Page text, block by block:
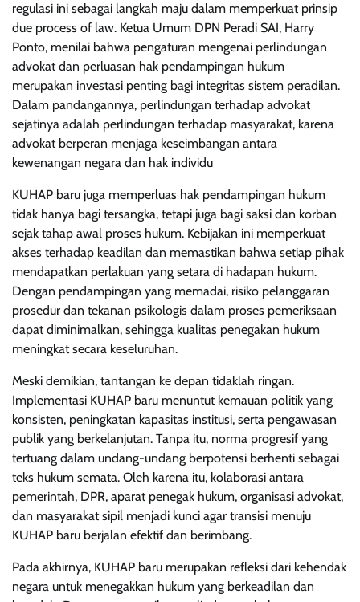
regulasi ini sebagai langkah maju dalam memperkuat prinsip
due process of law. Ketua Umum DPN Peradi SAI, Harry
Ponto, menilai bahwa pengaturan mengenai perlindungan
advokat dan perluasan hak pendampingan hukum
merupakan investasi penting bagi integritas sistem peradilan.
Dalam pandangannya, perlindungan terhadap advokat
sejatinya adalah perlindungan terhadap masyarakat, karena
advokat berperan menjaga keseimbangan antara
kewenangan negara dan hak individu
KUHAP baru juga memperluas hak pendampingan hukum
tidak hanya bagi tersangka, tetapi juga bagi saksi dan korban
sejak tahap awal proses hukum. Kebijakan ini memperkuat
akses terhadap keadilan dan memastikan bahwa setiap pihak
mendapatkan perlakuan yang setara di hadapan hukum.
Dengan pendampingan yang memadai, risiko pelanggaran
prosedur dan tekanan psikologis dalam proses pemeriksaan
dapat diminimalkan, sehingga kualitas penegakan hukum
meningkat secara keseluruhan.
Meski demikian, tantangan ke depan tidaklah ringan.
Implementasi KUHAP baru menuntut kemauan politik yang
konsisten, peningkatan kapasitas institusi, serta pengawasan
publik yang berkelanjutan. Tanpa itu, norma progresif yang
tertuang dalam undang-undang berpotensi berhenti sebagai
teks hukum semata. Oleh karena itu, kolaborasi antara
pemerintah, DPR, aparat penegak hukum, organisasi advokat,
dan masyarakat sipil menjadi kunci agar transisi menuju
KUHAP baru berjalan efektif dan berimbang.
Pada akhirnya, KUHAP baru merupakan refleksi dari kehendak
negara untuk menegakkan hukum yang berkeadilan dan